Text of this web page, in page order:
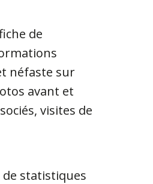
de
néfaste sur
avant et
visites de
de statistiques